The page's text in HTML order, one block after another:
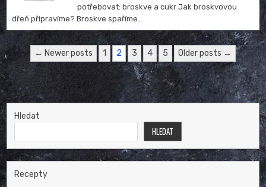
potřebovat: broskve a cukr Jak broskvovou
dřeň připravíme? Broskve spaříme…
Stránkování
příspěvků
← Newer posts 1 2 3 4 5 Older posts →
Hledat
HLEDAT
Recepty